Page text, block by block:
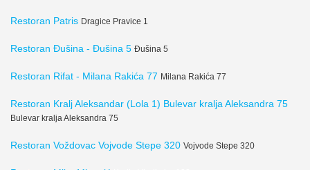
Restoran Patris Dragice Pravice 1
Restoran Đušina - Đušina 5 Đušina 5
Restoran Rifat - Milana Rakića 77 Milana Rakića 77
Restoran Kralj Aleksandar (Lola 1) Bulevar kralja Aleksandra 75
Bulevar kralja Aleksandra 75
Restoran Voždovac Vojvode Stepe 320 Vojvode Stepe 320